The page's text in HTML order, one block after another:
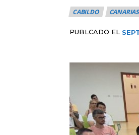
CABILDO CANARIAS
PUBLCADO EL